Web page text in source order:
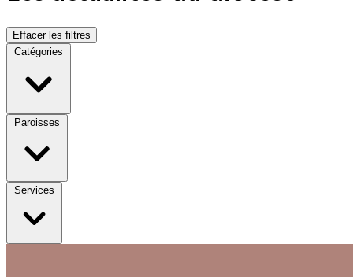
Effacer les filtres
Catégories
Paroisses
Services